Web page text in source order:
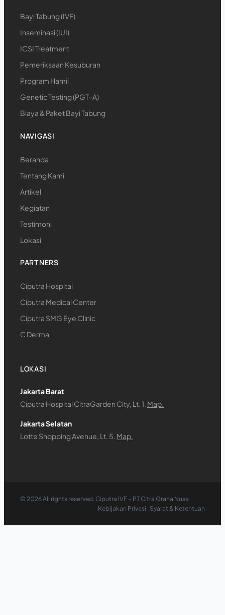
Bayi Tabung (IVF)
Inseminasi (IUI)
ICSI Treatment
Pemeriksaan Kesuburan
Program Hamil
Genetic Testing (PGT-A)
Biaya & Paket Bayi Tabung
NAVIGASI
Beranda
Tentang Kami
Artikel
Kegiatan
Testimoni
Lokasi
PARTNERS
Ciputra Hospital
Ciputra Medical Center
Ciputra SMG Eye Clinic
C Derma
LOKASI
Jakarta Barat
Ciputra Hospital CitraGarden City, Lt. 1. Map.
Jakarta Selatan
Lotte Shopping Avenue, Lt. 5. Map.
© 2026All rights reserved. Ciputra IVF – PT Citra Graha Nusa
Kebijakan Privasi · Syarat & Ketentuan